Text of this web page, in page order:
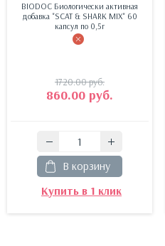
BIODOC Биологически активная
добавка "SCAT & SHARK MIX" 60
капсул по 0,5г
1720.00руб.
860.00 руб.
В корзину
Купить в 1 клик